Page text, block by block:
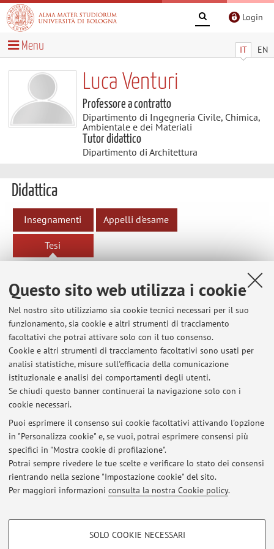
Questo sito web utilizza i cookie
Nel nostro sito utilizziamo sia cookie tecnici necessari per il suo
funzionamento, sia cookie e altri strumenti di tracciamento
facoltativi che potrai attivare solo con il tuo consenso.
Cookie e altri strumenti di tracciamento facoltativi sono usati per
analisi statistiche, misure sull'efficacia della comunicazione
istituzionale e analisi dei comportamenti degli utenti.
Se chiudi questo banner continuerai la navigazione solo con i
cookie necessari.
Puoi esprimere il consenso sui cookie facoltativi attivando l'opzione
in "Personalizza cookie" e, se vuoi, potrai esprimere consensi più
specifici in "Mostra cookie di profilazione".
Potrai sempre rivedere le tue scelte e verificare lo stato dei consensi
rientrando nella sezione "Impostazione cookie" del sito.
Per maggiori informazioni consulta la nostra Cookie policy.
COOKIE DI PROFILAZIONE - FACOLTATIVI
SOLO COOKIE NECESSARI
Login
IT EN
Menu
Luca Venturi
Professore a contratto
Dipartimento di Ingegneria Civile, Chimica,
Ambientale e dei Materiali
Tutor didattico
Dipartimento di Architettura
Didattica
Insegnamenti Appelli d'esame
Tesi
Tesi assegnate
Ultime tesi seguite dal docente
Tesi di Laurea Magistrale
rigenerazione urbana e valorizzazione del patrimonio
edilizio esistente. riqualificazione architettonica e
strutturale di un capannone industriale degli anni 50’
Ultimi avvisi
Al momento non sono presenti avvisi.